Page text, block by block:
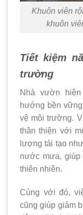
Khuôn viên
khuôn
Tiết kiệm
trường
Nhà vườn
hướng bền
vệ môi trường.
thân thiện với
lượng tái tạo
nước mưa, giúp
thiên nhiên.
Cùng với đó,
cũng giúp giảm